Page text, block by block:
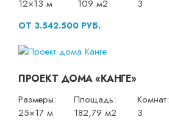
12×13 м
109 м2
3
ОТ 3.542.500 РУБ.
ПРОЕКТ ДОМА «КАНГЕ»
Размеры:
25×17 м
Площадь:
182,79 м2
Комнат:
3